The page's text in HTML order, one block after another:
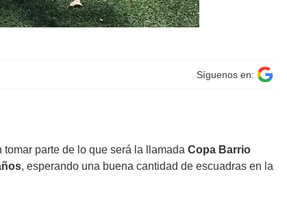
Síguenos en:
parte de lo que será la llamada Copa Barrio
, esperando una buena cantidad de escuadras en la